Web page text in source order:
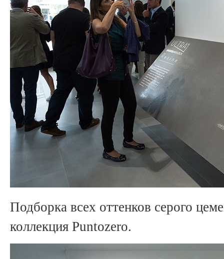
Подборка всех оттенков серого
коллекция Puntozero.